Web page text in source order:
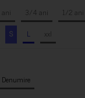
3/4 ani 1/2 ani
S L xxl
Denumire